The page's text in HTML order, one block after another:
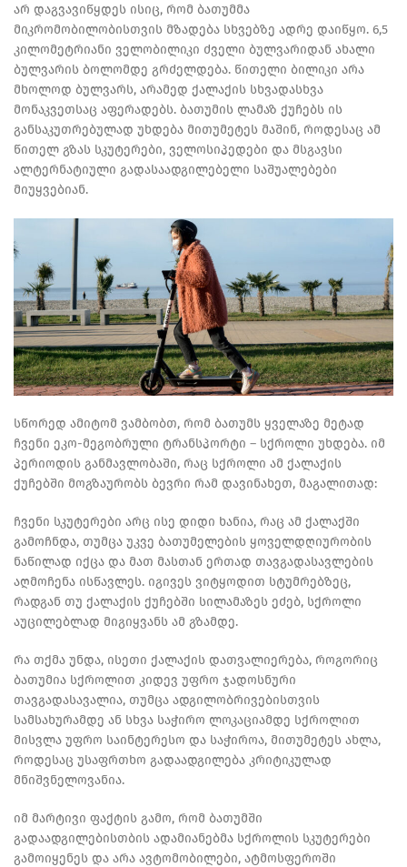
არ დაგვავიწყდეს ისიც, რომ ბათუმმა
მიკრომობილობისთვის მზადება სხვებზე ადრე დაიწყო. 6,5
კილომეტრიანი ველობილიკი ძველი ბულვარიდან ახალი
ბულვარის ბოლომდე გრძელდება. წითელი ბილიკი არა
მხოლოდ ბულვარს, არამედ ქალაქის სხვადასხვა
მონაკვეთსაც აფერადებს. ბათუმის ლამაზ ქუჩებს ის
განსაკუთრებულად უხდება მითუმეტეს მაშინ, როდესაც ამ
წითელ გზას სკუტერები, ველოსიპედები და მსგავსი
ალტერნატიული გადასაადგილებელი საშუალებები
მიუყვებიან.
სწორედ ამიტომ ვამბობთ, რომ ბათუმს ყველაზე მეტად
ჩვენი ეკო-მეგობრული ტრანსპორტი – სქროლი უხდება. იმ
პერიოდის განმავლობაში, რაც სქროლი ამ ქალაქის
ქუჩებში მოგზაურობს ბევრი რამ დავინახეთ, მაგალითად:
ჩვენი სკუტერები არც ისე დიდი ხანია, რაც ამ ქალაქში
გამოჩნდა, თუმცა უკვე ბათუმელების ყოველდღიურობის
ნაწილად იქცა და მათ მასთან ერთად თავგადასავლების
აღმოჩენა ისწავლეს. იგივეს ვიტყოდით სტუმრებზეც,
რადგან თუ ქალაქის ქუჩებში სილამაზეს ეძებ, სქროლი
აუცილებლად მიგიყვანს ამ გზამდე.
რა თქმა უნდა, ისეთი ქალაქის დათვალიერება, როგორიც
ბათუმია სქროლით კიდევ უფრო ჯადოსნური
თავგადასავალია, თუმცა ადგილობრივებისთვის
სამსახურამდე ან სხვა საჭირო ლოკაციამდე სქროლით
მისვლა უფრო საინტერესო და საჭიროა, მითუმეტეს ახლა,
როდესაც უსაფრთხო გადაადგილება კრიტიკულად
მნიშვნელოვანია.
იმ მარტივი ფაქტის გამო, რომ ბათუმში
გადაადგილებისთბის ადამიანებმა სქროლის სკუტერები
გამოიყენეს და არა ავტომობილები, ატმოსფეროში